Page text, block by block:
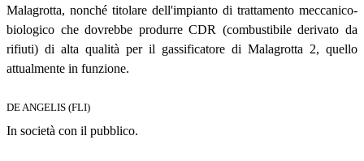
Malagrotta, nonché titolare dell'impianto di trattamento meccanico-
biologico che dovrebbe produrre CDR (combustibile derivato da
rifiuti) di alta qualità per il gassificatore di Malagrotta 2, quello
attualmente in funzione.
DE ANGELIS (FLI)
In società con il pubblico.